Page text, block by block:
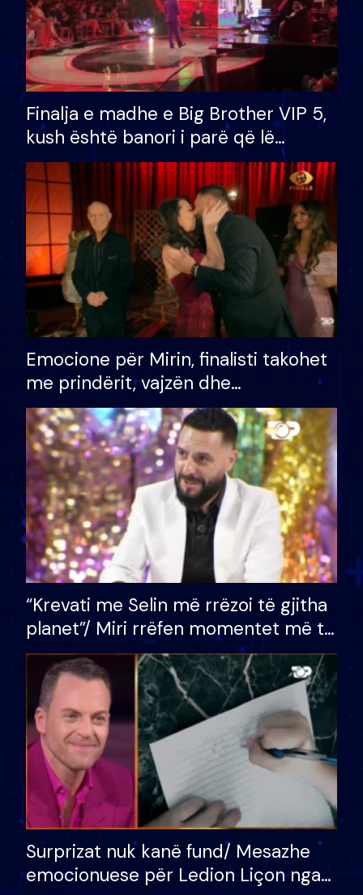
Finalja e madhe e Big Brother VIP 5,
kush është banori i parë që lë
shtëpinë dhe humb mundësinë për
të fituar çmimin e madh
Emocione për Mirin, finalisti takohet
me prindërit, vajzën dhe
bashkëshorten: S’kemi ndonjë letër
divorci apo jo?
“Krevati me Selin më rrëzoi të gjitha
planet”/ Miri rrëfen momentet më të
bukura në shtëpinë e BB VIP: Do më
mungojë zilja e mëngjesit kur…
Surprizat nuk kanë fund/ Mesazhe
emocionuese për Ledion Liçon nga